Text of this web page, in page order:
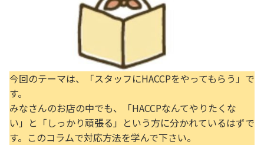
今回のテーマは、「スタッフにHACCPをやってもらう」で
す。
みなさんのお店の中でも、「HACCPなんてやりたくな
い」と「しっかり頑張る」という方に分かれているはずで
す。このコラムで対応方法を学んで下さい。